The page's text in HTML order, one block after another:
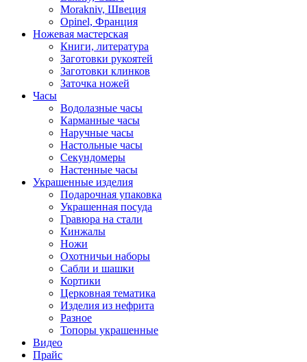
Morakniv, Швеция
Opinel, Франция
Ножевая мастерская
Книги, литература
Заготовки рукоятей
Заготовки клинков
Заточка ножей
Часы
Водолазные часы
Карманные часы
Наручные часы
Настольные часы
Секундомеры
Настенные часы
Украшенные изделия
Подарочная упаковка
Украшенная посуда
Гравюра на стали
Кинжалы
Ножи
Охотничьи наборы
Сабли и шашки
Кортики
Церковная тематика
Изделия из нефрита
Разное
Топоры украшенные
Видео
Прайс